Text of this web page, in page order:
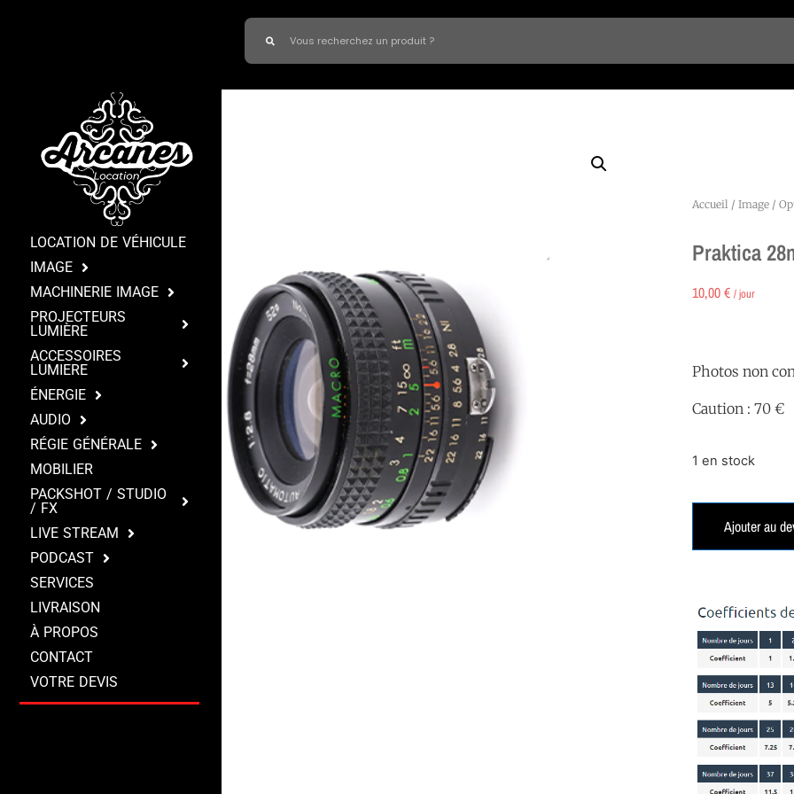
LOCATION DE VÉHICULE
IMAGE
MACHINERIE IMAGE
PROJECTEURS
LUMIÈRE
ACCESSOIRES
LUMIERE
ÉNERGIE
AUDIO
RÉGIE GÉNÉRALE
MOBILIER
PACKSHOT / STUDIO
/ FX
LIVE STREAM
PODCAST
SERVICES
LIVRAISON
À PROPOS
CONTACT
VOTRE DEVIS
Accueil /Image /
Praktica
10,00€ / jour
Photos non
Caution : 70 €
1 en stock
Ajouter au